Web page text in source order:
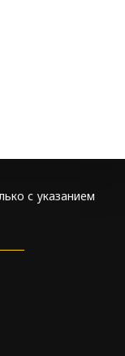
с указанием